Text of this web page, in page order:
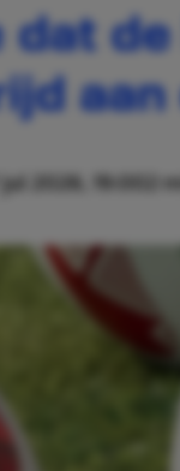
aan
7 jul 2026, 19:002